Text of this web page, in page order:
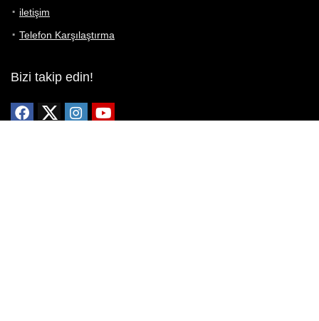
iletişim
Telefon Karşılaştırma
Bizi takip edin!